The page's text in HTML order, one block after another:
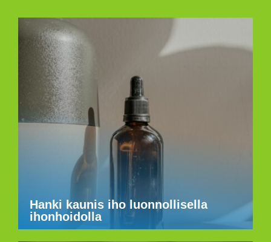
Hanki kaunis iho luonnollisella
ihonhoidolla